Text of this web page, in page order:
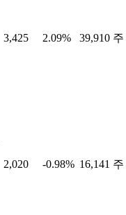
3,425 2.09% 39,910 주
2,020 -0.98% 16,141 주